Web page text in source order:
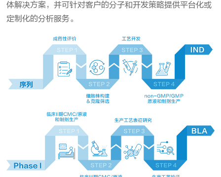
体解决方案，并可针对客户的分子和开发策略提供平台化或
定制化的分析服务。